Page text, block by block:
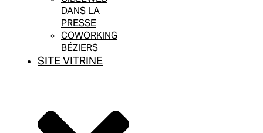
DANS LA
PRESSE
COWORKING
BÉZIERS
SITE VITRINE